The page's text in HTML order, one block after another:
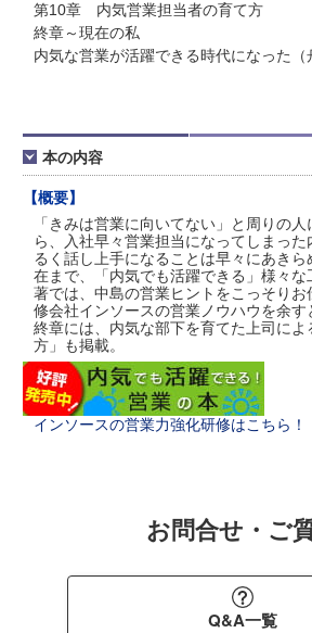
第10章 内気営業担当者の育て方
終章～現在の私
内気な営業が活躍できる時代になった（
本の内容
【概要】
「きみは営業に向いてない」と周りの
ら、入社早々営業担当になってしまっ
るく話し上手になることは早々にあきら
在まで、「内気でも活躍できる」様々
著では、中島の営業ヒントをこっそり
修会社インソースの営業ノウハウを余
終章には、内気な部下を育てた上司によ
方」も掲載。
インソースの営業力強化研修はこちら！
お問合せ・ご
Q&A一覧